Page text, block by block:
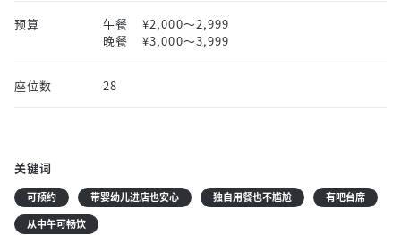
预算 午餐
¥2,000〜2,999
晚餐
¥3,000〜3,999
座位数 28
关键词
可预约 带婴幼儿进店也安心 独自用餐也不尴尬
有吧台席
从中午可畅饮